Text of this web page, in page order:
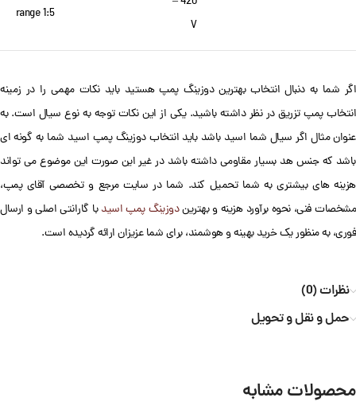
V
range 1:5
اگر شما به دنبال انتخاب بهترین دوزینگ پمپ هستید باید نکات مهمی را در زمینه
انتخاب پمپ تزریق در نظر داشته باشید. یکی از این نکات توجه به نوع سیال است. به
عنوان مثال اگر سیال شما اسید باشد باید انتخاب دوزینگ پمپ اسید شما به گونه ای
باشد که جنس هد بسیار مقاومی داشته باشد در غیر این صورت این موضوع می تواند
هزینه های بیشتری به شما تحمیل کند. شما در سایت مرجع و تخصصی آقای پمپ،
مشخصات فنی، نحوه برآورد هزینه و بهتریندوزینگ پمپ اسیدبا گارانتی اصلی و ارسال
فوری، به منظور یک خرید بهینه و هوشمند، برای شما عزیزان ارائه گردیده است.
نظرات (0)
حمل و نقل و تحویل
محصولات مشابه